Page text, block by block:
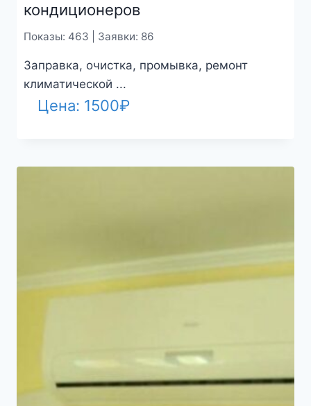
кондиционеров
Показы: 463 | Заявки: 86
Заправка, очистка, промывка, ремонт
климатической ...
Цена: 1500₽